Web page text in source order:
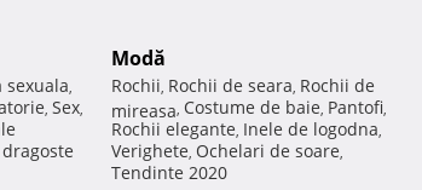
sexuala,
, Sex,
Modă
Rochii, Rochii de seara, Rochii de
mireasa, Costume de baie, Pantofi,
Rochii elegante, Inele de logodna,
Verighete, Ochelari de soare,
Tendinte 2020